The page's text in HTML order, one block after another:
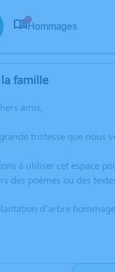
Hommages
famille
amis,
tristesse que nous
à utiliser cet espace
des poèmes ou des
d’arbre